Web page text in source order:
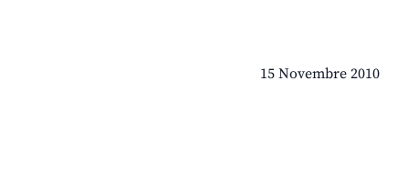
15 Novembre 2010